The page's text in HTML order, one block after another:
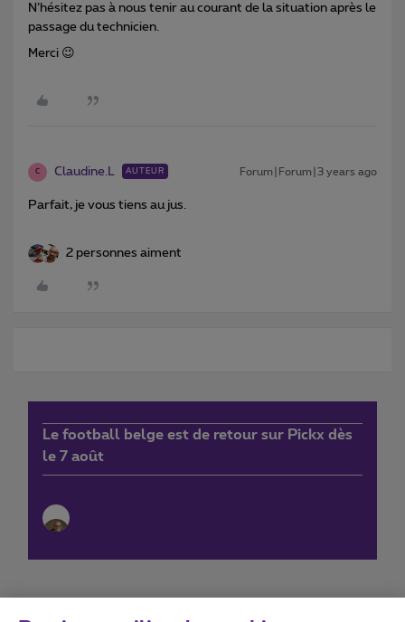
N’hésitez pas à nous tenir au courant de la situation après le
passage du technicien.
Merci 😉
C Claudine.L AUTEUR Forum|Forum|3 years ago
Parfait, je vous tiens au jus.
2 personnes aiment
Le football belge est de retour sur Pickx dès
le 7 août